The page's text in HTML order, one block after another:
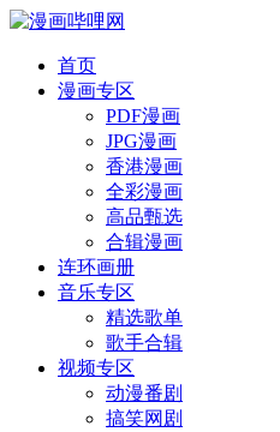
首页
漫画专区
PDF漫画
JPG漫画
香港漫画
全彩漫画
高品甄选
合辑漫画
连环画册
音乐专区
精选歌单
歌手合辑
视频专区
动漫番剧
搞笑网剧